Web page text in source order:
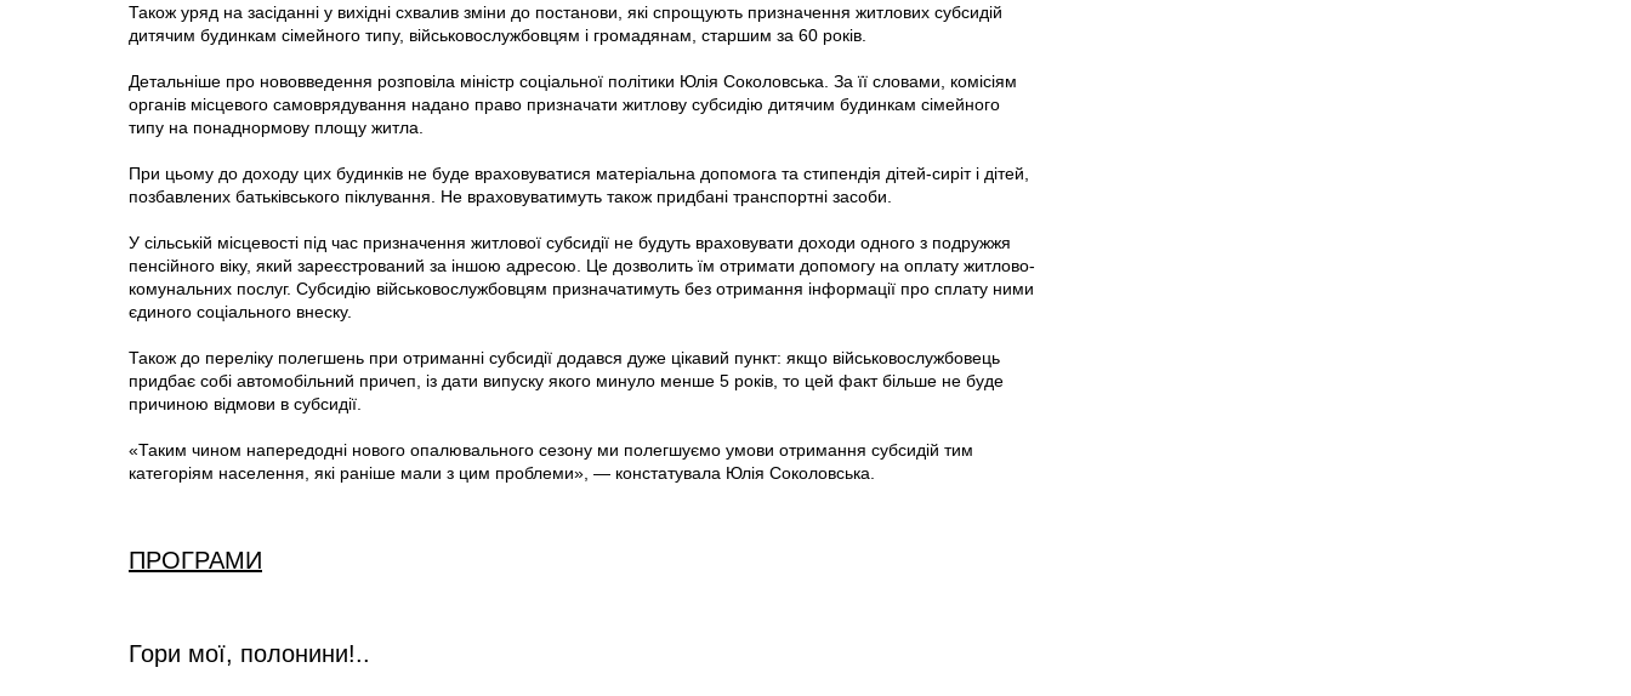
Також уряд на засіданні у вихідні схвалив зміни до постанови, які спрощують призначення житлових субсидій
дитячим будинкам сімейного типу, військовослужбовцям і громадянам, старшим за 60 років.
Детальніше про нововведення розповіла міністр соціальної політики Юлія Соколовська. За її словами, комісіям
органів місцевого самоврядування надано право призначати житлову субсидію дитячим будинкам сімейного
типу на понаднормову площу житла.
При цьому до доходу цих будинків не буде враховуватися матеріальна допомога та стипендія дітей-сиріт і дітей,
позбавлених батьківського піклування. Не враховуватимуть також придбані транспортні засоби.
У сільській місцевості під час призначення житлової субсидії не будуть враховувати доходи одного з подружжя
пенсійного віку, який зареєстрований за іншою адресою. Це дозволить їм отримати допомогу на оплату житлово-
комунальних послуг. Субсидію військовослужбовцям призначатимуть без отримання інформації про сплату ними
єдиного соціального внеску.
Також до переліку полегшень при отриманні субсидії додався дуже цікавий пункт: якщо військовослужбовець
придбає собі автомобільний причеп, iз дати випуску якого минуло менше 5 років, то цей факт більше не буде
причиною відмови в субсидії.
«Таким чином напередодні нового опалювального сезону ми полегшуємо умови отримання субсидій тим
категоріям населення, які раніше мали з цим проблеми», — констатувала Юлія Соколовська.
ПРОГРАМИ
Гори мої, полонини!..